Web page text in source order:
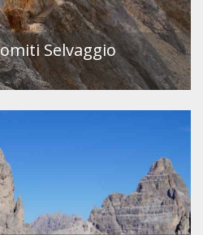
Selvaggio